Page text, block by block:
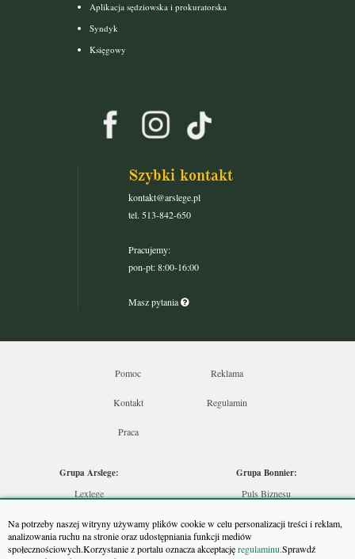
Na potrzeby naszej witryny używamy plików cookie w celu personalizacji treści i reklam,
analizowania ruchu na stronie oraz udostępniania funkcji mediów
społecznościowych.Korzystanie z portalu oznacza akceptacjęregulaminu.Sprawdź
Aplikacja sędziowska i prokuratorska
Syndyk
Księgowy
Szybki kontakt
kontakt@arslege.pl
tel. 513-842-650
Pracujemy:
pon-pt: 8:00-16:00
Masz pytania
Pomoc Reklama
Kontakt Regulamin
Praca
Grupa Arslege:
Lexlege
Skarbowcy
Urzędnik
Grupa Bonnier:
Puls Biznesu
Puls Medycyny
Monitor Firm